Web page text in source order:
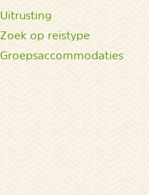
Uitrusting
Zoek op reistype
Groepsaccommodaties